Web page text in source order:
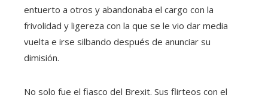
entuerto a otros y abandonaba el cargo con la
frivolidad y ligereza con la que se le vio dar media
vuelta e irse silbando después de anunciar su
dimisión.
No solo fue el fiasco del Brexit. Sus flirteos con el